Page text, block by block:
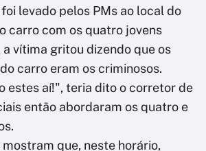
levado pelos PMs ao local do
carro com os quatro jovens
a vítima gritou dizendo que os
carro eram os criminosos.
estes aí!", teria dito o corretor de
então abordaram os quatro e
que, neste horário,